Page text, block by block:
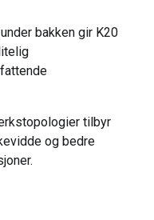
bakken gir K20
tilbyr
og bedre